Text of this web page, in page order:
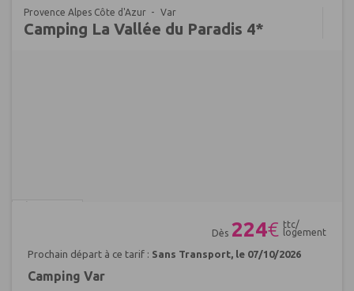
Provence Alpes Côte d'Azur Var
Camping La Vallée du Paradis 4*
Dès 224€ ttc/
logement
Prochain départ à ce tarif : Sans Transport, le 07/10/2026
Camping Var